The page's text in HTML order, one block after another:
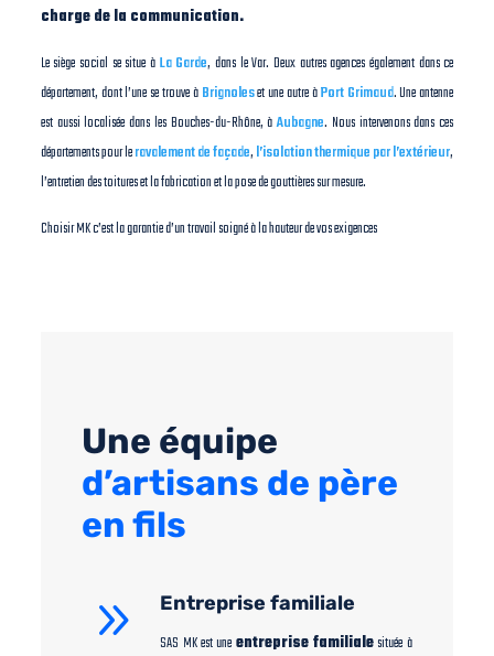
charge de la communication.
Le siège social se situe àLa Garde, dans le Var. Deux autres agences également dans ce
département, dont l’une se trouve àBrignoleset une autre àPort Grimaud. Une antenne
est aussi localisée dans les Bouches-du-Rhône, àAubagne. Nous intervenons dans ces
départements pour leravalement de façade,l’isolation thermique par l’extérieur,
l’entretien des toitures et la fabrication et la pose de gouttières sur mesure.
Choisir MK c’est la garantie d’un travail soigné à la hauteur de vos exigences
Une équipe
d’artisans de père
en fils
9 Entreprise familiale
SAS MK est uneentreprise familialesituée à